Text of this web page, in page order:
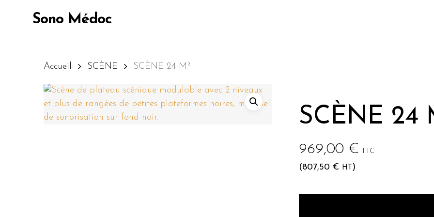
Appuyez sur Entrée pour lancer la recherche ou sur Echap pour annuler
Sono Médoc
Accueil SCÈNE SCÈNE 24 M²
SCÈNE 24
969,00 € TTC
(807,50 € HT )